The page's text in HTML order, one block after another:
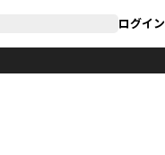
ログイン